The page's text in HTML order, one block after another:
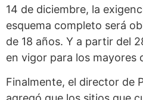
14 de diciembre, la
esquema completo será
de 18 años. Y a partir del
en vigor para los mayores
Finalmente, el director de